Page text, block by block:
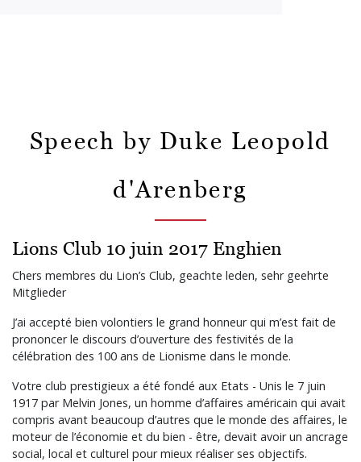
Speech by Duke Leopold
d'Arenberg
Lions Club 10 juin 2017 Enghien
Chers membres du Lion’s Club, geachte leden, sehr geehrte
Mitglieder
J’ai accepté bien volontiers le grand honneur qui m’est fait de
prononcer le discours d’ouverture des festivités de la
célébration des 100 ans de Lionisme dans le monde.
Votre club prestigieux a été fondé aux Etats - Unis le 7 juin
1917 par Melvin Jones, un homme d’affaires américain qui avait
compris avant beaucoup d’autres que le monde des affaires, le
moteur de l’économie et du bien - être, devait avoir un ancrage
social, local et culturel pour mieux réaliser ses objectifs.